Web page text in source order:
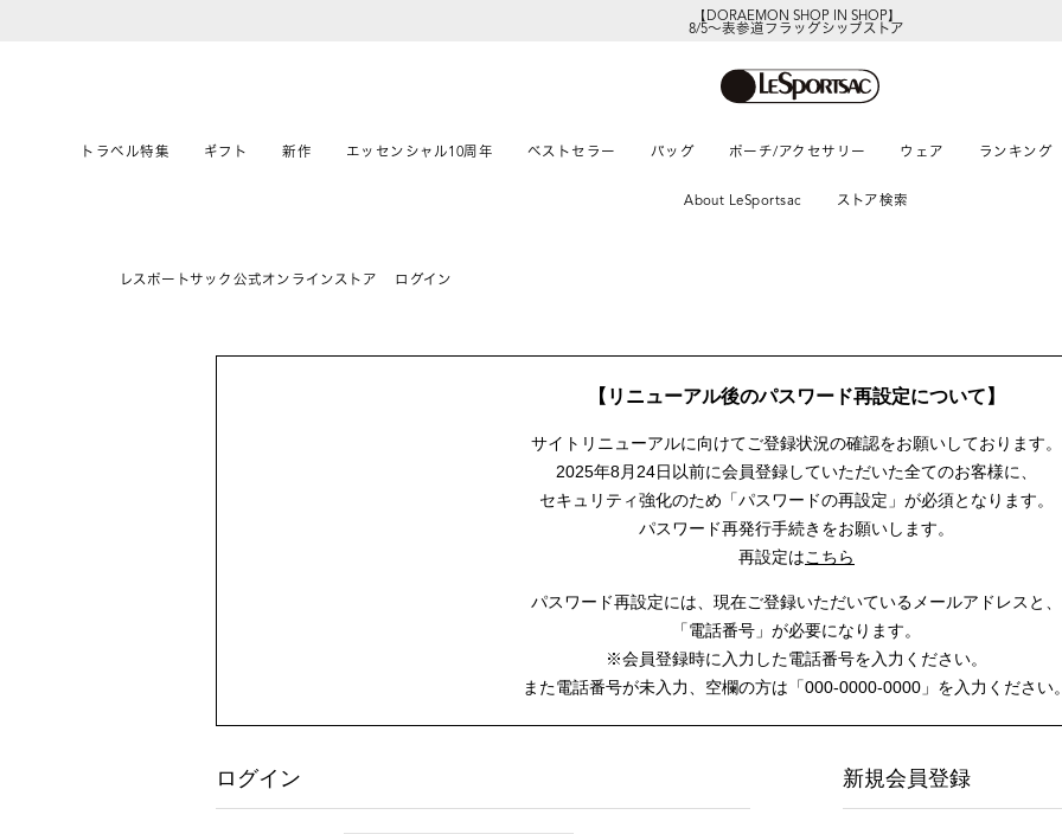
【DORAEMON SHOP IN SHOP】
8/5～表参道フラッグシップストア
トラベル特集 ギフト 新作 エッセンシャル10周年 ベストセラー バッグ ポーチ/アクセサリー ウェア ランキング
About LeSportsac ストア検索
レスポートサック公式オンラインストア ログイン
【リニューアル後のパスワード再設定について】
サイトリニューアルに向けてご登録状況の確認をお願いしております。
2025年8月24日以前に会員登録していただいた全てのお客様に、
セキュリティ強化のため「パスワードの再設定」が必須となります。
パスワード再発行手続きをお願いします。
再設定はこちら
パスワード再設定には、 現在ご登録いただいているメールアドレスと、
「電話番号」が必要になります。
※会員登録時に入力した電話番号を入力ください。
また電話番号が未入力、空欄の方は 「000-0000-0000」を入力ください。
ログイン 新規会員登録